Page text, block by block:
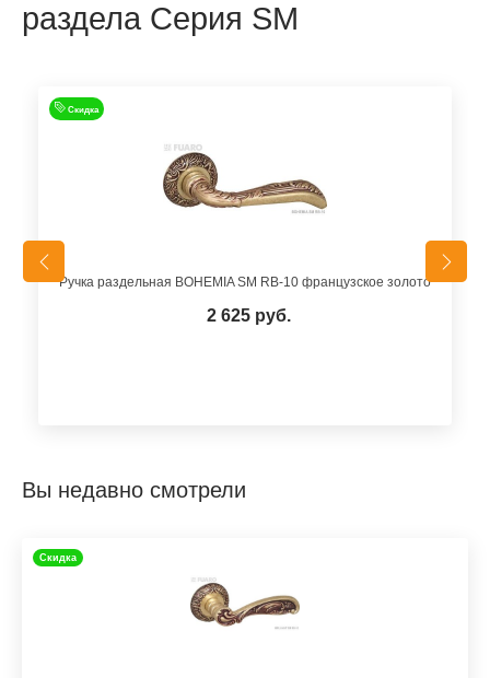
раздела Серия SM
Скидка
Ручка раздельная BOHEMIA SM RB-10 французское золото
2 625 руб.
Вы недавно смотрели
Скидка